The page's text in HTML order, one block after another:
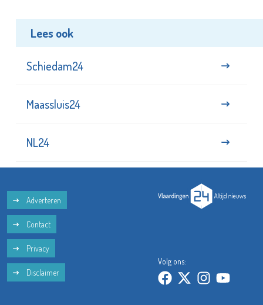
Lees ook
Schiedam24
Maassluis24
NL24
Adverteren
Contact
Privacy
Disclaimer
Volg ons: